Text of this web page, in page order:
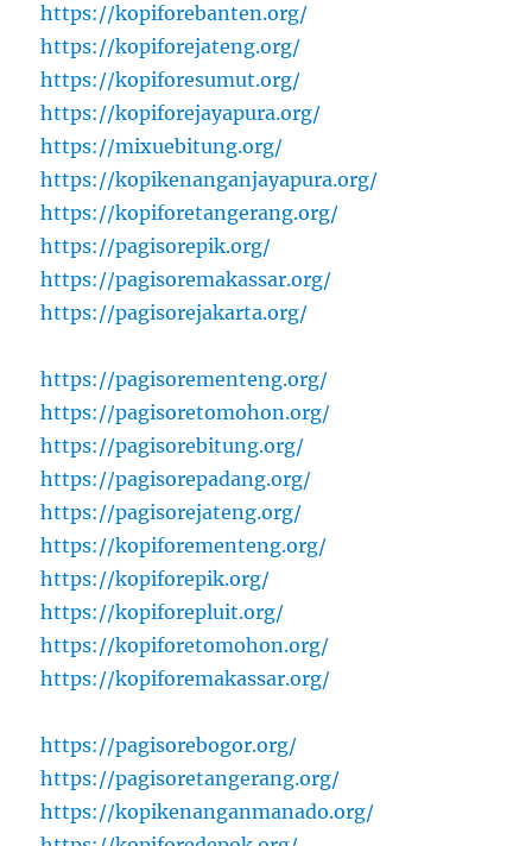
https://kopiforebanten.org/
https://kopiforejateng.org/
https://kopiforesumut.org/
https://kopiforejayapura.org/
https://mixuebitung.org/
https://kopikenanganjayapura.org/
https://kopiforetangerang.org/
https://pagisorepik.org/
https://pagisoremakassar.org/
https://pagisorejakarta.org/
https://pagisorementeng.org/
https://pagisoretomohon.org/
https://pagisorebitung.org/
https://pagisorepadang.org/
https://pagisorejateng.org/
https://kopiforementeng.org/
https://kopiforepik.org/
https://kopiforepluit.org/
https://kopiforetomohon.org/
https://kopiforemakassar.org/
https://pagisorebogor.org/
https://pagisoretangerang.org/
https://kopikenanganmanado.org/